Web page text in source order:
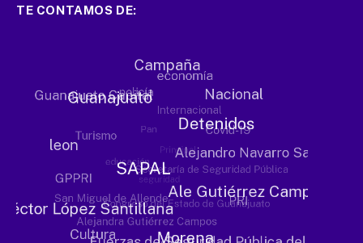
TE CONTAMOS DE: